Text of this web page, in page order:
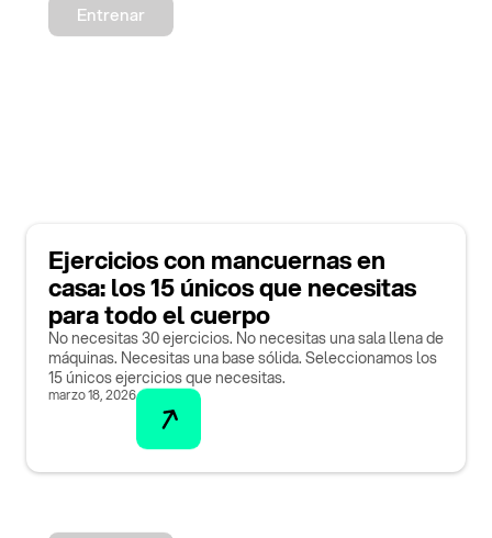
Entrenar
Ejercicios con mancuernas en
casa: los 15 únicos que necesitas
para todo el cuerpo
No necesitas 30 ejercicios. No necesitas una sala llena de
máquinas. Necesitas una base sólida. Seleccionamos los
15 únicos ejercicios que necesitas.
marzo 18, 2026